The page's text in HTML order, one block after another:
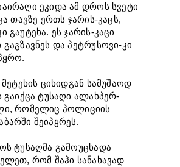
ეკიდა ამ დროს სვეტი
თავზე ერთს ჯარის-კაცს,
გაუტეხა. ეს ჯარის-კაცი
და პეტრუსოვი-კი
ციხიდგან სამუშაოდ
გაიქცა ტუსაღი ალახპერ-
რომელიც პოლიციის
შეიპყრეს.
ტუსაღმა გამოუცხადა
რომ შაჰი სანახავად